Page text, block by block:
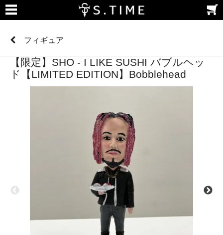
フィギュア
【限定】SHO - I LIKE SUSHI バブルヘッ
ド【LIMITED EDITION】Bobblehead